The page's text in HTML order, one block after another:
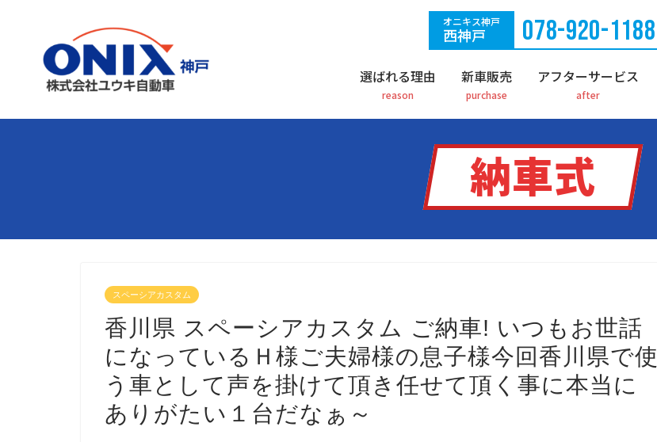
オニキス神戸
西神戸 078-920-1188
選ばれる理由 新車販売 アフターサービス
納車式
スペーシアカスタム
香川県 スペーシアカスタム ご納車! いつもお世話
になっている Ｈ様ご夫婦様の息子様今回香川県で使
う車として声を掛けて頂き任せて頂く事に本当に
ありがたい１台だなぁ～